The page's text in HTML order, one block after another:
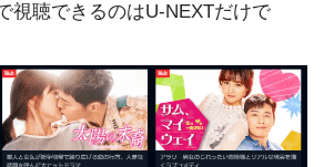
視聴できるのはU-NEXTだけで